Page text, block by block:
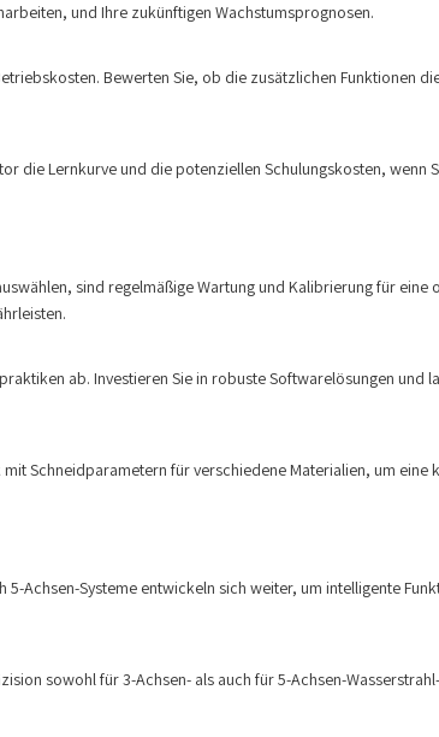
und Ihre zukünftigen Wachstumsprognosen.
Bewerten Sie, ob die zusätzlichen Funktionen
die Lernkurve und die potenziellen Schulungskosten, wenn
sind regelmäßige Wartung und Kalibrierung für eine
ab. Investieren Sie in robuste Softwarelösungen und
Schneidparametern für verschiedene Materialien, um eine
Achsen-Systeme entwickeln sich weiter, um intelligente
sowohl für 3-Achsen- als auch für 5-Achsen-